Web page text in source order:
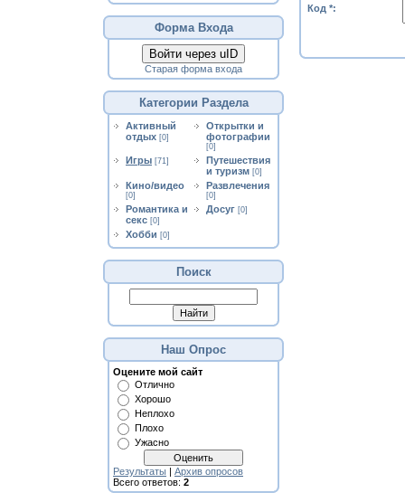
Форма Входа
Войти через uID
Старая форма входа
Категории Раздела
Активный
отдых [0]
Открытки и
фотографии
[0]
Игры [71]
Путешествия
и туризм [0]
Кино/видео
[0]
Развлечения
[0]
Романтика и
секс [0]
Досуг [0]
Хобби [0]
Поиск
Наш Опрос
Оцените мой сайт
Отлично
Хорошо
Неплохо
Плохо
Ужасно
Результаты | Архив опросов
Всего ответов: 2
Код *: